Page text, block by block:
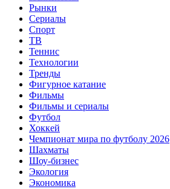
Рынки
Сериалы
Спорт
ТВ
Теннис
Технологии
Тренды
Фигурное катание
Фильмы
Фильмы и сериалы
Футбол
Хоккей
Чемпионат мира по футболу 2026
Шахматы
Шоу-бизнес
Экология
Экономика